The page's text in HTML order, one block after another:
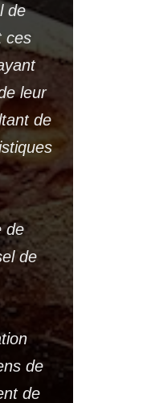
de
ces
leur
de
de
de
de
de